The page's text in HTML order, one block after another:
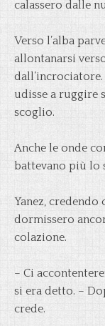
calassero dalle
Verso l’alba
allontanarsi
udisse a ruggire
scoglio.
Anche le onde
battevano più lo
Yanez, credendo
dormissero
colazione.
– Ci
si era detto. –
crede.